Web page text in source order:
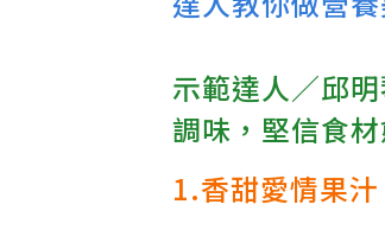
達人教你做營
示範達人／邱
調味，堅信食
1.香甜愛情果汁